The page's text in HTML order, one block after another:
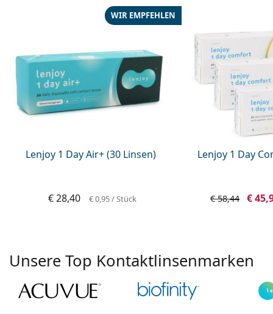
Lenjoy 1 Day Air+ (30 Linsen)
WIR EMPFEHLEN
€ 28,40 € 0,95/ Stück
Lenjoy 1 Day
€ 58,44 €
Unsere Top Kontaktlinsenmarken